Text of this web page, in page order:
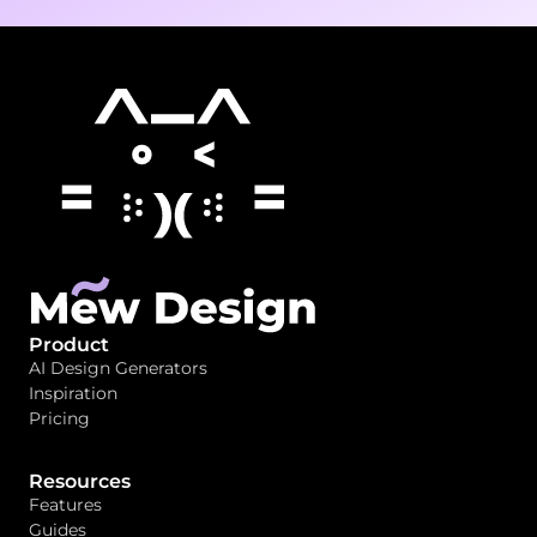
Product
AI Design Generators
Inspiration
Pricing
Resources
Features
Guides